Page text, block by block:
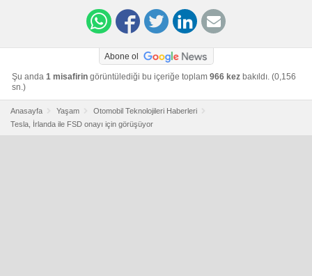
Abone ol
Şu anda 1 misafirin görüntülediği bu içeriğe toplam 966 kez bakıldı. (0,156
sn.)
Anasayfa Yaşam
Otomobil Teknolojileri Haberleri
Tesla, İrlanda ile FSD onayı için görüşüyor